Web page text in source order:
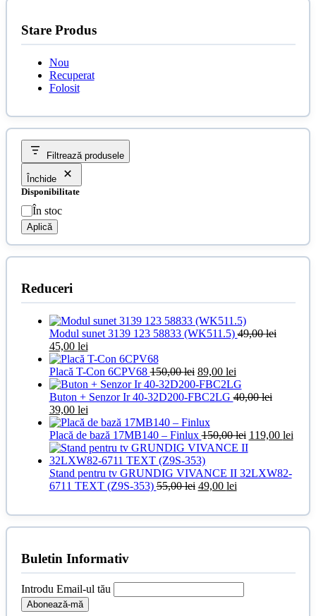
Stare Produs
Nou
Recuperat
Folosit
Filtrează produsele
Închide
Disponibilitate
Disponibilitate
În stoc
Aplică
Reduceri
Modul sunet 3139 123 58833 (WK511.5)49,00lei
Prețul
inițial
a
fost:
49,00 lei.
45,00 leiPrețul
curent
este:
45,00 lei.
Placă T-Con 6CPV68150,00lei Prețul
inițial
a
150,00 lei.
89,00 leiPrețul
curent
este:
Buton + Senzor Ir 40-32D200-FBC2LG40,00lei
Prețul
inițial
a
fost:
40,00 lei.
39,00 leiPrețul
curent
este:
39,00 lei.
Placă de bază 17MB140 – Finlux150,00lei Prețul
inițial
fost:
119,00 lei
Stand pentru tv GRUNDIG VIVANCE II 32LXW82-
6711 TEXT (Z9S-353)55,00lei Prețul
49,00 leiPrețul
Buletin Informativ
Introdu Email-ul tău